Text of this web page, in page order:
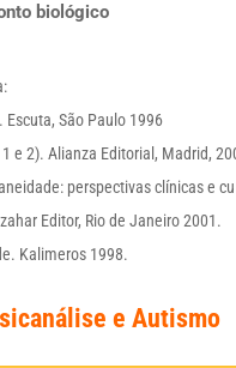
biológico
São Paulo 1996
e 2). Alianza Editorial, Madrid,
perspectivas clínicas e
Editor, Rio de Janeiro 2001.
Kalimeros 1998.
e Autismo